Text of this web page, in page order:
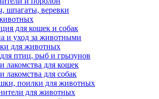
шпагаты, веревки
для кошек и собак
и уход за животными
для животных
птиц, рыб и грызунов
лакомства для кошек
лакомства для собак
поилки для животных
для животных